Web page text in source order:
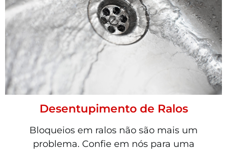
Desentupimento de Ralos
Bloqueios em ralos não são mais um
problema. Confie em nós para uma